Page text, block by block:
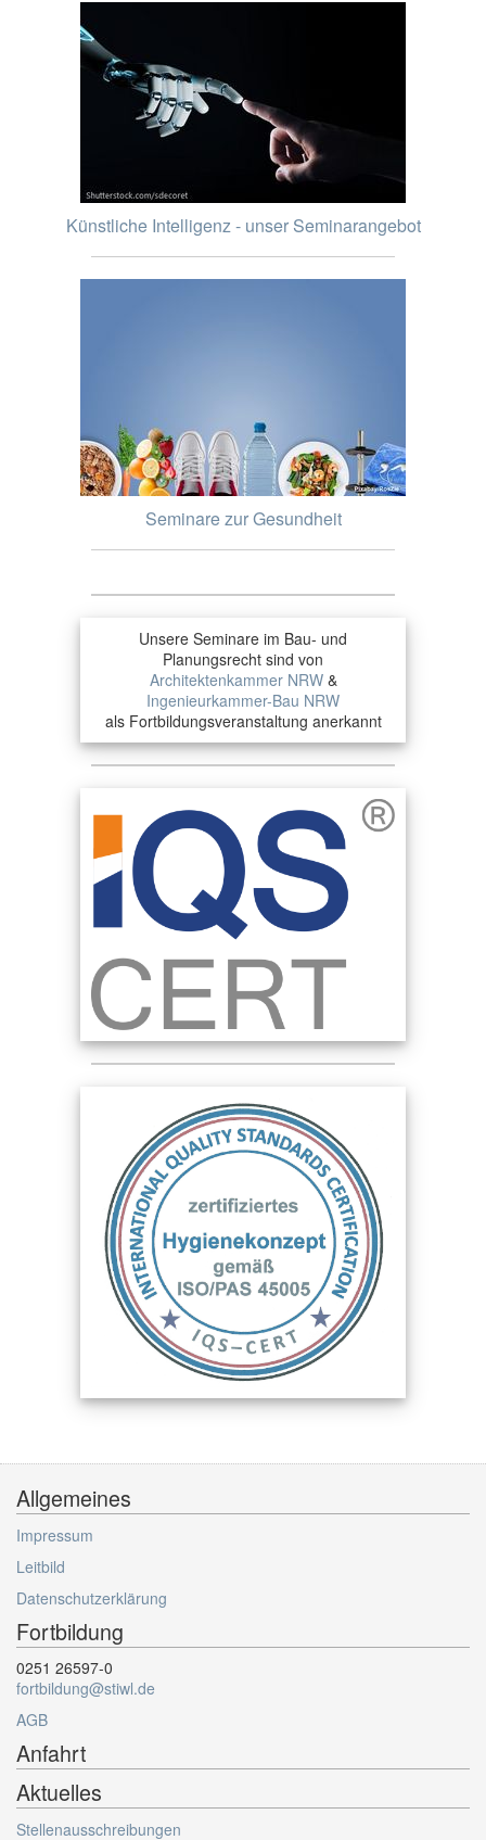
Künstliche Intelligenz - unser Seminarangebot
Seminare zur Gesundheit
Unsere Seminare im Bau- und
Planungsrecht sind von
Architektenkammer NRW&
Ingenieurkammer-Bau NRW
als Fortbildungsveranstaltung anerkannt
Allgemeines
Impressum
Leitbild
Datenschutzerklärung
Fortbildung
0251 26597-0
fortbildung@stiwl.de
AGB
Anfahrt
Aktuelles
Stellenausschreibungen